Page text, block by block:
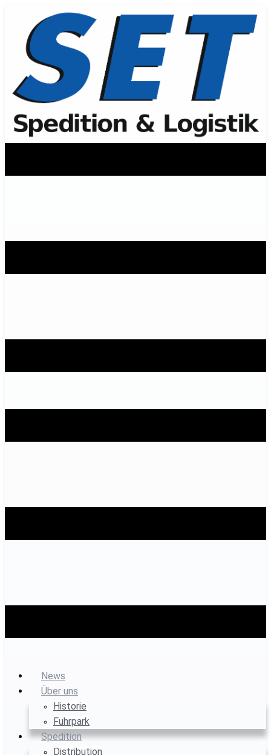
News
Über uns
Historie
Fuhrpark
Spedition
Distribution